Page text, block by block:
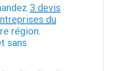
3 devis
du
région.
sans